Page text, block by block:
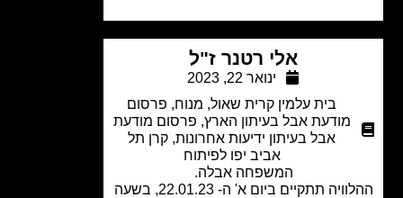
אלי רטנר ז"ל
ינואר 22, 2023
בית עלמין קרית שאול,מנוח,פרסום
מודעת אבל בעיתון הארץ,פרסום מודעת
אבל בעיתון ידיעות אחרונות,קרן תל
אביב יפו לפיתוח
המשפחה אבלה.
ההלוויה תתקיים ביום א' ה- 22.01.23, בשעה